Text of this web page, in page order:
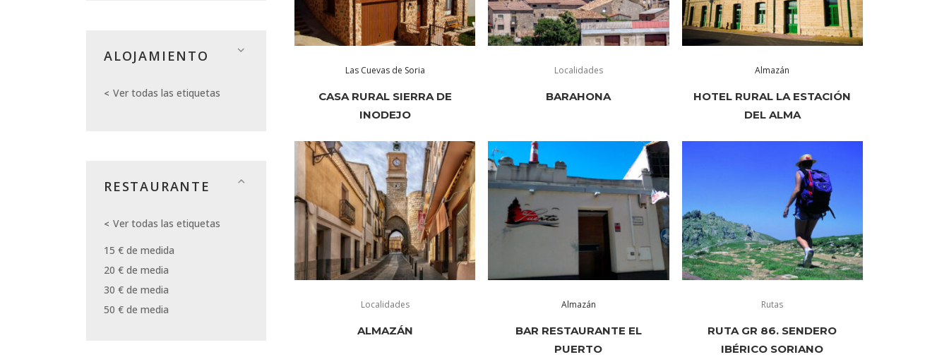
ALOJAMIENTO
Ver todas las etiquetas
RESTAURANTE
Ver todas las etiquetas
15 € de medida
20 € de media
30 € de media
50 € de media
Las Cuevas de Soria
CASA RURAL SIERRA DE
INODEJO
Localidades
BARAHONA
Almazán
HOTEL RURAL LA ESTACIÓN
DEL ALMA
Localidades
ALMAZÁN
Almazán
BAR RESTAURANTE EL
PUERTO
Rutas
RUTA GR 86. SENDERO
IBÉRICO SORIANO